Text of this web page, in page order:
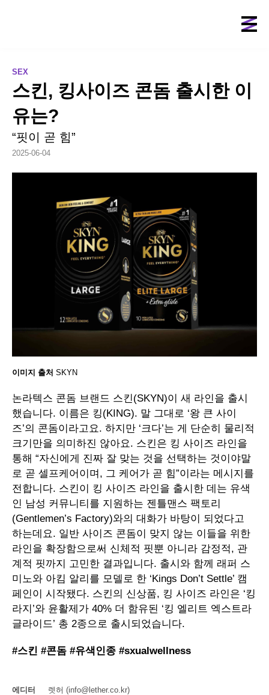
SEX
스킨, 킹사이즈 콘돔 출시한 이
유는?
“핏이 곧 힘”
2025-06-04
이미지 출처 SKYN
논라텍스 콘돔 브랜드 스킨(SKYN)이 새 라인을 출시
했습니다. 이름은 킹(KING). 말 그대로 ‘왕 큰 사이
즈’의 콘돔이라고요. 하지만 ‘크다’는 게 단순히 물리적
크기만을 의미하진 않아요. 스킨은 킹 사이즈 라인을
통해 “자신에게 진짜 잘 맞는 것을 선택하는 것이야말
로 곧 셀프케어이며, 그 케어가 곧 힘”이라는 메시지를
전합니다. 스킨이 킹 사이즈 라인을 출시한 데는 유색
인 남성 커뮤니티를 지원하는 젠틀맨스 팩토리
(Gentlemen’s Factory)와의 대화가 바탕이 되었다고
하는데요. 일반 사이즈 콘돔이 맞지 않는 이들을 위한
라인을 확장함으로써 신체적 핏뿐 아니라 감정적, 관
계적 핏까지 고민한 결과입니다. 출시와 함께 래퍼 스
미노와 아킴 알리를 모델로 한 ‘Kings Don’t Settle’ 캠
페인이 시작됐다. 스킨의 신상품, 킹 사이즈 라인은 ‘킹
라지’와 윤활제가 40% 더 함유된 ‘킹 엘리트 엑스트라
글라이드’ 총 2종으로 출시되었습니다.
#스킨 #콘돔 #유색인종 #sxualwellness
에디터 렛허 (info@lether.co.kr)